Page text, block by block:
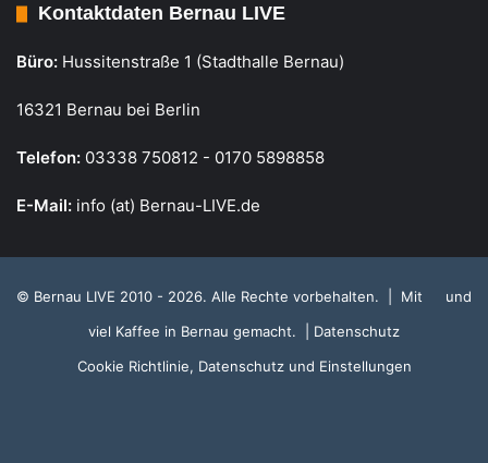
Kontaktdaten Bernau LIVE
Büro: Hussitenstraße 1 (Stadthalle Bernau)
16321 Bernau bei Berlin
Telefon: 03338 750812 - 0170 5898858
E-Mail: info (at) Bernau-LIVE.de
© Bernau LIVE 2010 - 2026. Alle Rechte vorbehalten. | Mit
und
viel Kaffee in Bernau gemacht.
| Datenschutz
Cookie Richtlinie, Datenschutz und Einstellungen